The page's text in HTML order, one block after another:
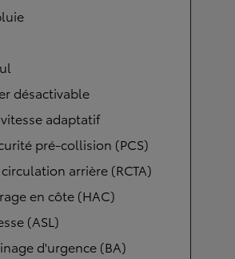
désactivable
adaptatif
pré-collision (PCS)
arrière (RCTA)
en côte (HAC)
(ASL)
d'urgence (BA)